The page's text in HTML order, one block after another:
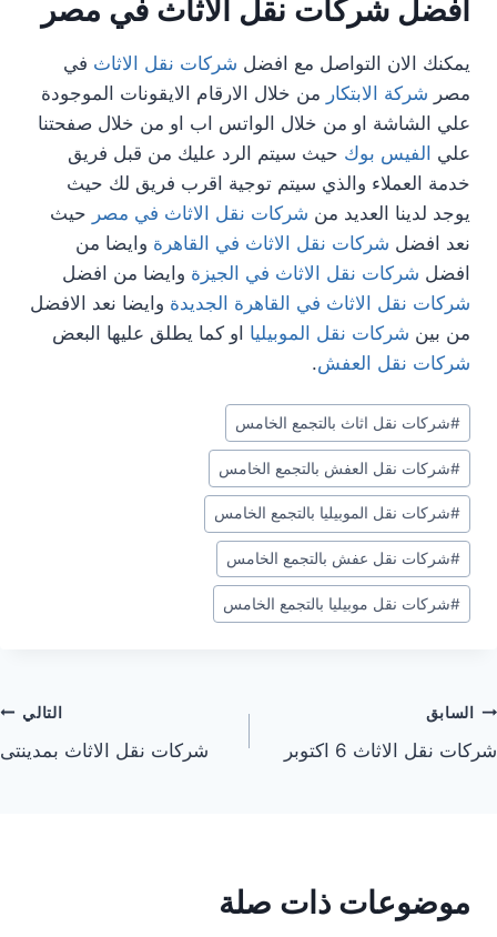
افضل شركات نقل الاثاث في مصر
يمكنك الان التواصل مع افضل شركات نقل الاثاث في
مصر شركة الابتكار من خلال الارقام الايقونات الموجودة
علي الشاشة او من خلال الواتس اب او من خلال صفحتنا
علي الفيس بوك حيث سيتم الرد عليك من قبل فريق
خدمة العملاء والذي سيتم توجية اقرب فريق لك حيث
يوجد لدينا العديد من شركات نقل الاثاث في مصر حيث
نعد افضل شركات نقل الاثاث في القاهرة وايضا من
افضل شركات نقل الاثاث في الجيزة وايضا من افضل
شركات نقل الاثاث في القاهرة الجديدة وايضا نعد الافضل
من بين شركات نقل الموبيليا او كما يطلق عليها البعض
شركات نقل العفش.
وسوم
المقال:
#شركات نقل اثاث بالتجمع الخامس
#شركات نقل العفش بالتجمع الخامس
#شركات نقل الموبيليا بالتجمع الخامس
#شركات نقل عفش بالتجمع الخامس
#شركات نقل موبيليا بالتجمع الخامس
تصفّح
المقالات
السابق
شركات نقل الاثاث 6 اكتوبر
التالي
شركات نقل الاثاث بمدينتى
موضوعات ذات صلة